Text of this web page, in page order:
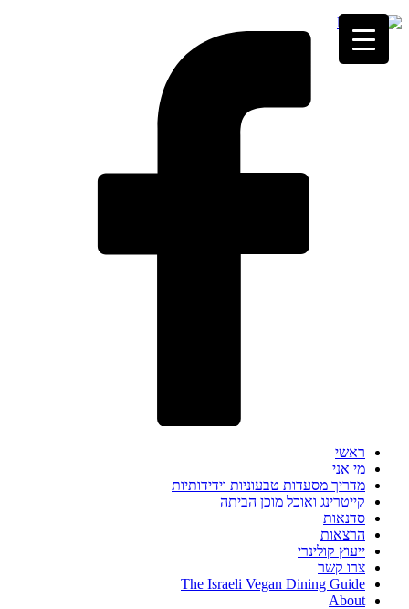
ראשי
מי אני
מדריך מסעדות טבעוניות וידידותיות
קייטרינג ואוכל מוכן הביתה
סדנאות
הרצאות
ייעוץ קולינרי
צרו קשר
The Israeli Vegan Dining Guide
About